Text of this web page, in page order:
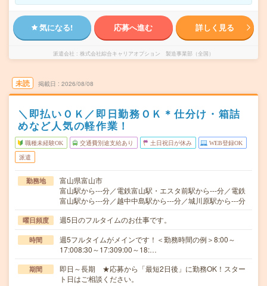
気になる! 応募へ進む 詳しく見る
派遣会社 株式会社綜合キャリアオプション 製造事業部（全国）
未読 掲載日 2026/08/08
＼即払いＯＫ／即日勤務ＯＫ＊仕分け・箱詰
めなど人気の軽作業！
職種未経験OK 交通費別途支給あり 土日祝日が休み WEB登録OK
派遣
勤務地
富山県富山市
富山駅から---分／電鉄富山駅・エスタ前駅から---分／電鉄
富山駅から---分／越中中島駅から---分／城川原駅から---分
曜日頻度 週5日のフルタイムのお仕事です。
時間
週5フルタイムがメインです！＜勤務時間の例＞8:00～
17:008:30～17:309:00～18:…
期間
即日～長期 ★応募から「最短2日後」に勤務OK！スター
ト日はご相談ください。